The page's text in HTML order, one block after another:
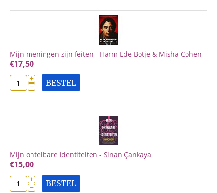
Mijn meningen zijn feiten - Harm Ede Botje & Misha Cohen
€17,50
+
− BESTEL
Mijn ontelbare identiteiten - Sinan Çankaya
€15,00
+
− BESTEL